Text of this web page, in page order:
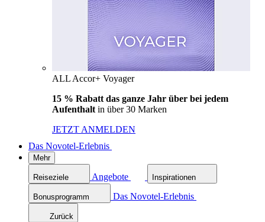
ALL Accor+ Voyager
15 % Rabatt das ganze Jahr über bei jedem
Aufenthalt in über 30 Marken
JETZT ANMELDEN
Das Novotel-Erlebnis
Mehr
Reiseziele Angebote Inspirationen
Bonusprogramm Das Novotel-Erlebnis
Zurück